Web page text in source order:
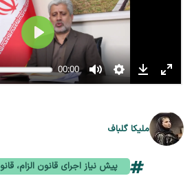
ملیکا گلباف
پیش نیاز اجرای قانون الزام،